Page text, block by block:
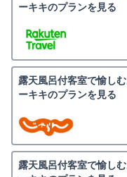
ーキキのプランを見る
露天風呂付客室で愉し
ーキキのプランを見る
露天風呂付客室で愉し